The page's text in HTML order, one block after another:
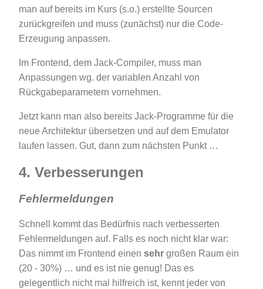
man auf bereits im Kurs (s.o.) erstellte Sourcen
zurückgreifen und muss (zunächst) nur die Code-
Erzeugung anpassen.
Im Frontend, dem Jack-Compiler, muss man
Anpassungen wg. der variablen Anzahl von
Rückgabeparametern vornehmen.
Jetzt kann man also bereits Jack-Programme für die
neue Architektur übersetzen und auf dem Emulator
laufen lassen. Gut, dann zum nächsten Punkt …
4. Verbesserungen
Fehlermeldungen
Schnell kommt das Bedürfnis nach verbesserten
Fehlermeldungen auf. Falls es noch nicht klar war:
Das nimmt im Frontend einen sehr großen Raum ein
(20 - 30%) … und es ist nie genug! Das es
gelegentlich nicht mal hilfreich ist, kennt jeder von